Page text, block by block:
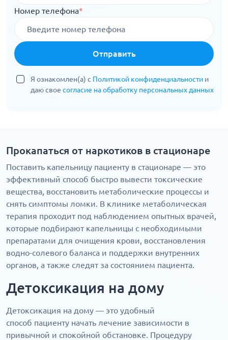
Номер телефона*
Отправить
Я ознакомлен(а) с Политикой конфиденциальности и
даю свое согласие на обработку персональных данных
Прокапаться от наркотиков в стационаре
Поставить капельницу пациенту в стационаре — это
эффективный способ быстро вывести токсические
вещества, восстановить метаболические процессы и
снять симптомы ломки. В клинике метаболическая
терапия проходит под наблюдением опытных врачей,
которые подбирают капельницы с необходимыми
препаратами для очищения крови, восстановления
водно-солевого баланса и поддержки внутренних
органов, а также следят за состоянием пациента.
Детоксикация на дому
Детоксикация на дому — это удобный
способ пациенту начать лечение зависимости в
привычной и спокойной обстановке. Процедуру